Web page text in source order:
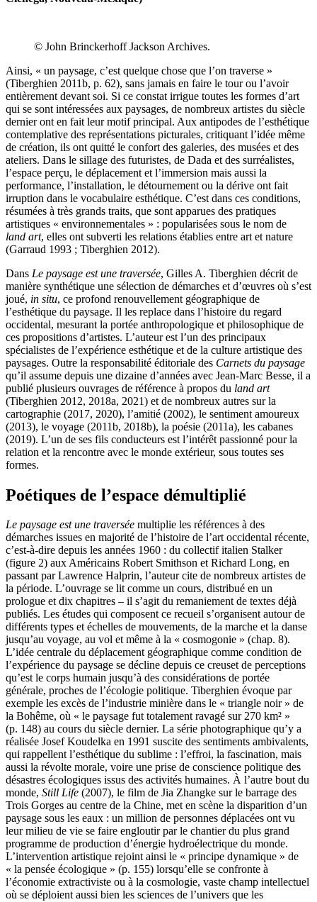
© John Brinckerhoff Jackson Archives.
Ainsi, « un paysage, c’est quelque chose que l’on traverse »
(Tiberghien 2011b, p. 62), sans jamais en faire le tour ou l’avoir
entièrement devant soi. Si ce constat irrigue toutes les formes d’art
qui se sont intéressées aux paysages, de nombreux artistes du siècle
dernier ont en fait leur motif principal. Aux antipodes de l’esthétique
contemplative des représentations picturales, critiquant l’idée même
de création, ils ont quitté le confort des galeries, des musées et des
ateliers. Dans le sillage des futuristes, de Dada et des surréalistes,
l’espace perçu, le déplacement et l’immersion mais aussi la
performance, l’installation, le détournement ou la dérive ont fait
irruption dans le vocabulaire esthétique. C’est dans ces conditions,
résumées à très grands traits, que sont apparues des pratiques
artistiques « environnementales » : popularisées sous le nom de
land art, elles ont subverti les relations établies entre art et nature
(Garraud 1993 ; Tiberghien 2012).
Dans Le paysage est une traversée, Gilles A. Tiberghien décrit de
manière synthétique une sélection de démarches et d’œuvres où s’est
joué, in situ, ce profond renouvellement géographique de
l’esthétique du paysage. Il les replace dans l’histoire du regard
occidental, mesurant la portée anthropologique et philosophique de
ces propositions d’artistes. L’auteur est l’un des principaux
spécialistes de l’expérience esthétique et de la culture artistique des
paysages. Outre la responsabilité éditoriale des Carnets du paysage
qu’il assume depuis une dizaine d’années avec Jean-Marc Besse, il a
publié plusieurs ouvrages de référence à propos du land art
(Tiberghien 2012, 2018a, 2021) et de nombreux autres sur la
cartographie (2017, 2020), l’amitié (2002), le sentiment amoureux
(2013), le voyage (2011b, 2018b), la poésie (2011a), les cabanes
(2019). L’un de ses fils conducteurs est l’intérêt passionné pour la
relation et la rencontre avec le monde extérieur, sous toutes ses
formes.
Poétiques de l’espace démultiplié
Le paysage est une traversée multiplie les références à des
démarches issues en majorité de l’histoire de l’art occidental récente,
c’est-à-dire depuis les années 1960 : du collectif italien Stalker
(figure 2) aux Américains Robert Smithson et Richard Long, en
passant par Lawrence Halprin, l’auteur cite de nombreux artistes de
la période. L’ouvrage se lit comme un cours, distribué en un
prologue et dix chapitres – il s’agit du remaniement de textes déjà
publiés. Les études qui composent ce recueil s’organisent autour de
différents types et échelles de mouvements, de la marche et la danse
jusqu’au voyage, au vol et même à la « cosmogonie » (chap. 8).
L’idée centrale du déplacement géographique comme condition de
l’expérience du paysage se décline depuis ce creuset de perceptions
qu’est le corps humain jusqu’à des considérations de portée
générale, proches de l’écologie politique. Tiberghien évoque par
exemple les excès de l’industrie minière dans le « triangle noir » de
la Bohême, où « le paysage fut totalement ravagé sur 270 km² »
(p. 148) au cours du siècle dernier. La série photographique qu’y a
réalisée Josef Koudelka en 1991 suscite des sentiments ambivalents,
qui rappellent l’esthétique du sublime : l’effroi, la fascination, mais
aussi la révolte morale, voire une prise de conscience politique des
désastres écologiques issus des activités humaines. À l’autre bout du
monde, Still Life (2007), le film de Jia Zhangke sur le barrage des
Trois Gorges au centre de la Chine, met en scène la disparition d’un
paysage sous les eaux : un million de personnes déplacées ont vu
leur milieu de vie se faire engloutir par le chantier du plus grand
programme de production d’énergie hydroélectrique du monde.
L’intervention artistique rejoint ainsi le « principe dynamique » de
« la pensée écologique » (p. 155) lorsqu’elle se confronte à
l’économie extractiviste ou à la cosmologie, vaste champ intellectuel
où se déploient aussi bien les sciences de l’univers que les